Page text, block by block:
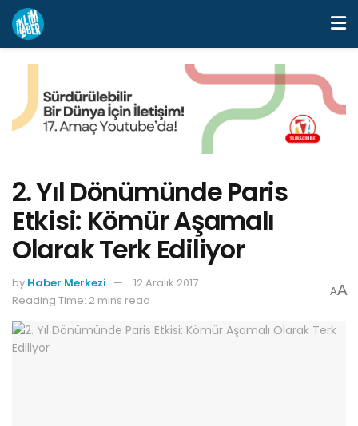
2. Yıl Dönümünde Paris
Etkisi: Kömür Aşamalı
Olarak Terk Ediliyor
by Haber Merkezi
12 Aralık 2017
Reading Time: 2 mins read
AA